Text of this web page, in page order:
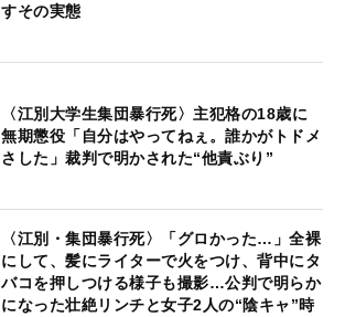
すその実態
〈江別大学生集団暴行死〉主犯格の18歳に
無期懲役「自分はやってねぇ。誰かがトドメ
さした」裁判で明かされた“他責ぶり”
〈江別・集団暴行死〉「グロかった…」全裸
にして、髪にライターで火をつけ、背中にタ
バコを押しつける様子も撮影…公判で明らか
になった壮絶リンチと女子2人の“陰キャ”時